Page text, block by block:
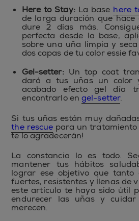
Here to Stay:La base here
de larga duración que
dure 2 días más.
perfecta desde la base,
sobre una uña limpia y
dos capas de tu color essie
Gel-setter:Un top coat
dará a tus uñas un color
acabado efecto gel día
encontrarlo engel-setter.
Si tus uñas están muy
the rescue para un tratamiento
te lo agradecerán!
La constancia lo es todo.
mantener tus hábitos
lograr ese objetivo que tanto
fuertes, resistentes y llenas de
este artículo te haya sido útil
endurecer las uñas y
merecen.